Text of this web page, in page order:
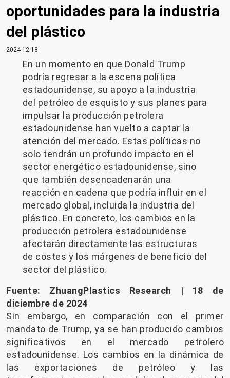
oportunidades para la industria
del plástico
2024-12-18
En un momento en que Donald Trump
podría regresar a la escena política
estadounidense, su apoyo a la industria
del petróleo de esquisto y sus planes para
impulsar la producción petrolera
estadounidense han vuelto a captar la
atención del mercado. Estas políticas no
solo tendrán un profundo impacto en el
sector energético estadounidense, sino
que también desencadenarán una
reacción en cadena que podría influir en el
mercado global, incluida la industria del
plástico. En concreto, los cambios en la
producción petrolera estadounidense
afectarán directamente las estructuras
de costes y los márgenes de beneficio del
sector del plástico.
Fuente: ZhuangPlastics Research | 18 de
diciembre de 2024
Sin embargo, en comparación con el primer
mandato de Trump, ya se han producido cambios
significativos en el mercado petrolero
estadounidense. Los cambios en la dinámica de
las exportaciones de petróleo y las